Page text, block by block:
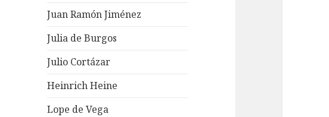
Juan Ramón Jiménez
Julia de Burgos
Julio Cortázar
Heinrich Heine
Lope de Vega